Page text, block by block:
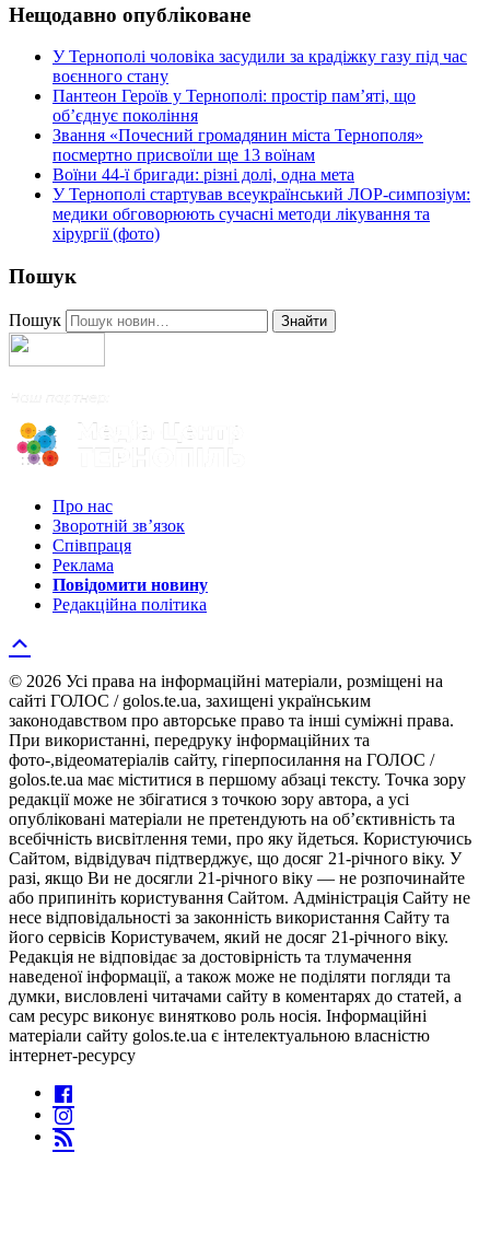
Нещодавно опубліковане
У Тернополі чоловіка засудили за крадіжку газу під час
воєнного стану
Пантеон Героїв у Тернополі: простір пам’яті, що
об’єднує покоління
Звання «Почесний громадянин міста Тернополя»
посмертно присвоїли ще 13 воїнам
Воїни 44-ї бригади: різні долі, одна мета
У Тернополі стартував всеукраїнський ЛОР-симпозіум:
медики обговорюють сучасні методи лікування та
хірургії (фото)
Пошук
Пошук Знайти
Про нас
Зворотній зв’язок
Співпраця
Реклама
Повідомити новину
Редакційна політика
© 2026 Усі права на інформаційні матеріали, розміщені на
сайті ГОЛОС / golos.te.ua, захищені українським
законодавством про авторське право та інші суміжні права.
При використанні, передруку інформаційних та
фото-,відеоматеріалів сайту, гіперпосилання на ГОЛОС /
golos.te.ua має міститися в першому абзаці тексту. Точка зору
редакції може не збігатися з точкою зору автора, а усі
опубліковані матеріали не претендують на об’єктивність та
всебічність висвітлення теми, про яку йдеться. Користуючись
Сайтом, відвідувач підтверджує, що досяг 21-річного віку. У
разі, якщо Ви не досягли 21-річного віку — не розпочинайте
або припиніть користування Сайтом. Адміністрація Сайту не
несе відповідальності за законність використання Сайту та
його сервісів Користувачем, який не досяг 21-річного віку.
Редакція не відповідає за достовірність та тлумачення
наведеної інформації, а також може не поділяти погляди та
думки, висловлені читачами сайту в коментарях до статей, а
сам ресурс виконує винятково роль носія. Інформаційні
матеріали сайту golos.te.ua є інтелектуальною власністю
інтернет-ресурсу